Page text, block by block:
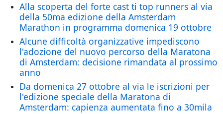
Alla scoperta del forte cast ti top runners al via
della 50ma edizione della Amsterdam
Marathon in programma domenica 19 ottobre
Alcune difficoltà organizzative impediscono
l'adozione del nuovo percorso della Maratona
di Amsterdam: decisione rimandata al prossimo
anno
Da domenica 27 ottobre al via le iscrizioni per
l'edizione speciale della Maratona di
Amsterdam: capienza aumentata fino a 30mila